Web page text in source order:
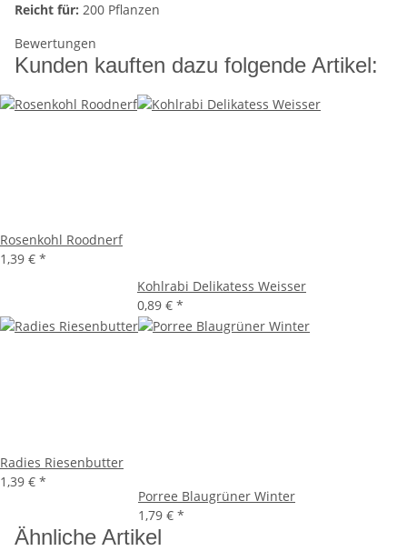
Reicht für: 200 Pflanzen
Bewertungen
Kunden kauften dazu folgende Artikel:
Rosenkohl Roodnerf
1,39 € *
Kohlrabi Delikatess Weisser
0,89 € *
Radies Riesenbutter
1,39 € *
Porree Blaugrüner Winter
1,79 € *
Ähnliche Artikel